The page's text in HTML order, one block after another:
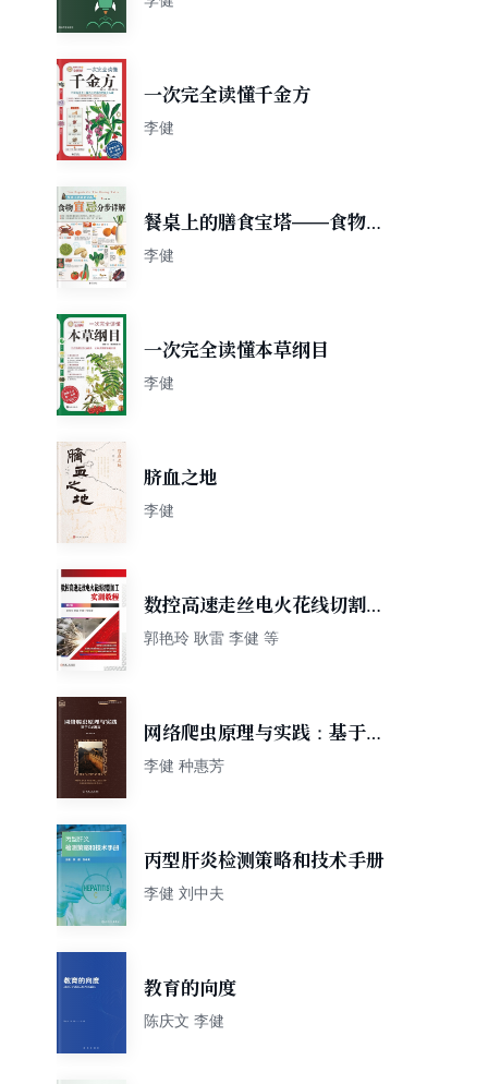
一次完全读懂千金方
李健
餐桌上的膳食宝塔——食物宜
忌分步详解
李健
一次完全读懂本草纲目
李健
脐血之地
李健
数控高速走丝电火花线切割加
工实训教程 第2版
郭艳玲 耿雷 李健 等
网络爬虫原理与实践：基于C#
语言
李健 种惠芳
丙型肝炎检测策略和技术手册
李健 刘中夫
教育的向度
陈庆文 李健